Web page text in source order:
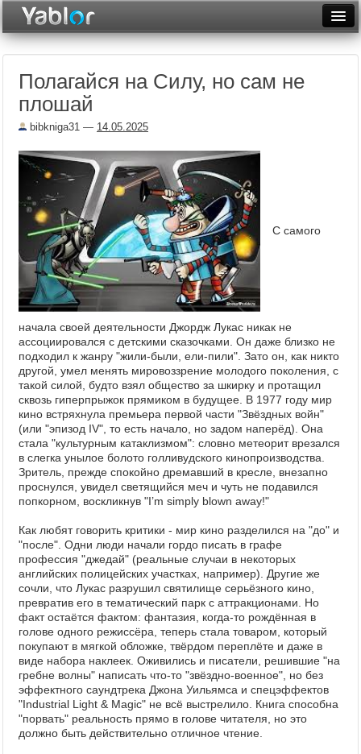
Неделя
Архив
Фототоп
Видеотоп
Полагайся на Силу, но сам не
плошай
bibkniga31 — 14.05.2025
С самого
начала своей деятельности Джордж Лукас никак не
ассоциировался с детскими сказочками. Он даже близко не
подходил к жанру "жили-были, ели-пили". Зато он, как никто
другой, умел менять мировоззрение молодого поколения, с
такой силой, будто взял общество за шкирку и протащил
сквозь гиперпрыжок прямиком в будущее. В 1977 году мир
кино встряхнула премьера первой части "Звёздных войн"
(или "эпизод IV", то есть начало, но задом наперёд). Она
стала "культурным катаклизмом": словно метеорит врезался
в слегка унылое болото голливудского кинопроизводства.
Зритель, прежде спокойно дремавший в кресле, внезапно
проснулся, увидел светящийся меч и чуть не подавился
попкорном, воскликнув "I’m simply blown away!"
Как любят говорить критики - мир кино разделился на "до" и
"после". Одни люди начали гордо писать в графе
профессия "джедай" (реальные случаи в некоторых
английских полицейских участках, например). Другие же
сочли, что Лукас разрушил святилище серьёзного кино,
превратив его в тематический парк с аттракционами. Но
факт остаётся фактом: фантазия, когда-то рождённая в
голове одного режиссёра, теперь стала товаром, который
покупают в мягкой обложке, твёрдом переплёте и даже в
виде набора наклеек. Оживились и писатели, решившие "на
гребне волны" написать что-то "звёздно-военное", но без
эффектного саундтрека Джона Уильямса и спецэффектов
"Industrial Light & Magic" не всё выстрелило. Книга способна
"порвать" реальность прямо в голове читателя, но это
должно быть действительно отличное чтение.